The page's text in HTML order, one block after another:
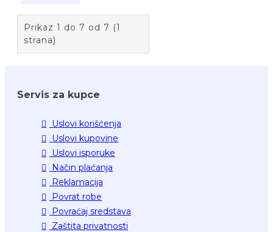
Prikaz 1 do 7 od 7 (1
strana)
Servis za kupce
Uslovi korišćenja
Uslovi kupovine
Uslovi isporuke
Način plaćanja
Reklamacija
Povrat robe
Povraćaj sredstava
Zaštita privatnosti